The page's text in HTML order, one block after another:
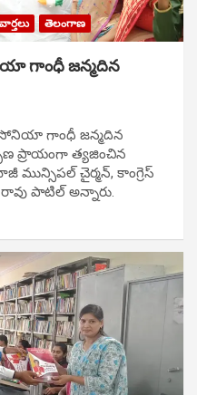
తెలంగాణ
గాంధీ జ‌న్మ‌దిన
గాంధీ జ‌న్మ‌దిన
ప్రాయంగా త్య‌జించిన
చైర్మ‌న్, కాంగ్రెస్
పాటిల్ అన్నారు.